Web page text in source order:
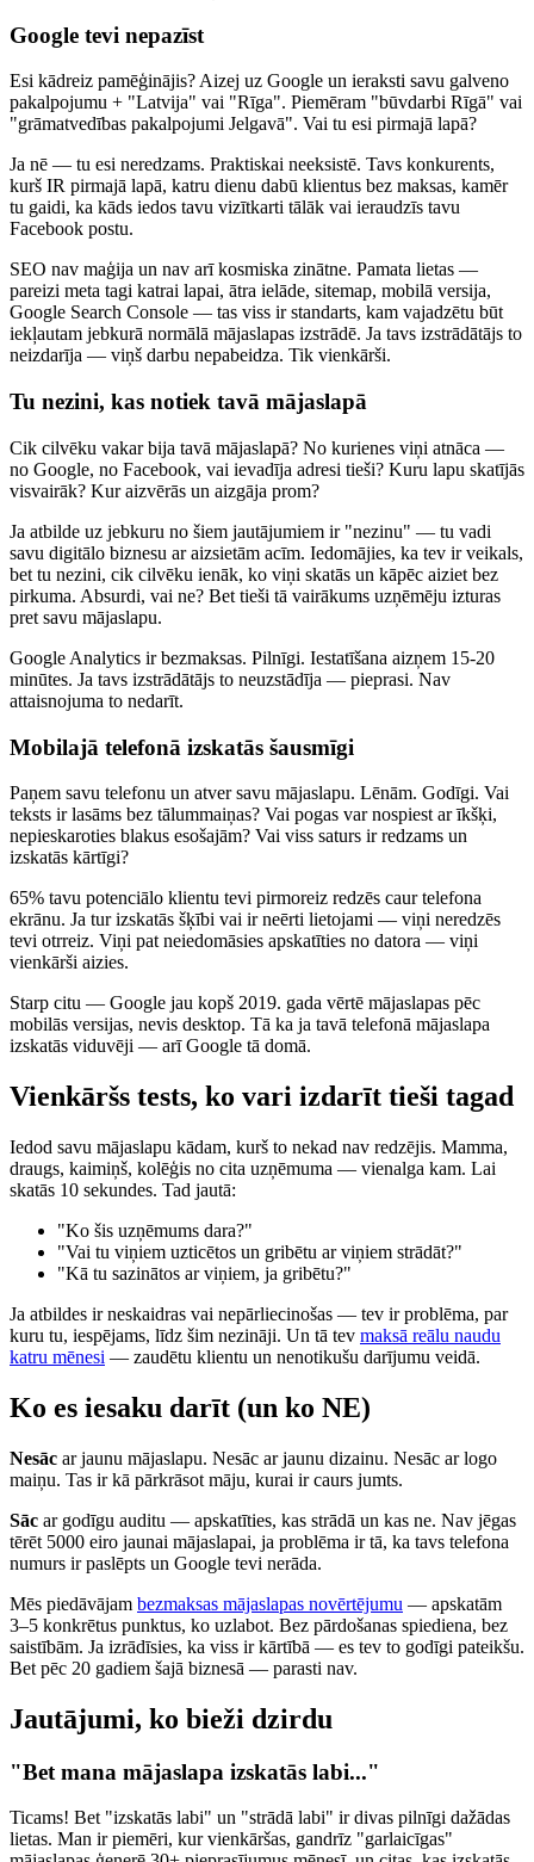
Google tevi nepazīst
Esi kādreiz pamēģinājis? Aizej uz Google un ieraksti savu galveno
pakalpojumu + "Latvija" vai "Rīga". Piemēram "būvdarbi Rīgā" vai
"grāmatvedības pakalpojumi Jelgavā". Vai tu esi pirmajā lapā?
Ja nē — tu esi neredzams. Praktiskai neeksistē. Tavs konkurents,
kurš IR pirmajā lapā, katru dienu dabū klientus bez maksas, kamēr
tu gaidi, ka kāds iedos tavu vizītkarti tālāk vai ieraudzīs tavu
Facebook postu.
SEO nav maģija un nav arī kosmiska zinātne. Pamata lietas —
pareizi meta tagi katrai lapai, ātra ielāde, sitemap, mobilā versija,
Google Search Console — tas viss ir standarts, kam vajadzētu būt
iekļautam jebkurā normālā mājaslapas izstrādē. Ja tavs izstrādātājs to
neizdarīja — viņš darbu nepabeidza. Tik vienkārši.
Tu nezini, kas notiek tavā mājaslapā
Cik cilvēku vakar bija tavā mājaslapā? No kurienes viņi atnāca —
no Google, no Facebook, vai ievadīja adresi tieši? Kuru lapu skatījās
visvairāk? Kur aizvērās un aizgāja prom?
Ja atbilde uz jebkuru no šiem jautājumiem ir "nezinu" — tu vadi
savu digitālo biznesu ar aizsietām acīm. Iedomājies, ka tev ir veikals,
bet tu nezini, cik cilvēku ienāk, ko viņi skatās un kāpēc aiziet bez
pirkuma. Absurdi, vai ne? Bet tieši tā vairākums uzņēmēju izturas
pret savu mājaslapu.
Google Analytics ir bezmaksas. Pilnīgi. Iestatīšana aizņem 15-20
minūtes. Ja tavs izstrādātājs to neuzstādīja — pieprasi. Nav
attaisnojuma to nedarīt.
Mobilajā telefonā izskatās šausmīgi
Paņem savu telefonu un atver savu mājaslapu. Lēnām. Godīgi. Vai
teksts ir lasāms bez tālummaiņas? Vai pogas var nospiest ar īkšķi,
nepieskaroties blakus esošajām? Vai viss saturs ir redzams un
izskatās kārtīgi?
65% tavu potenciālo klientu tevi pirmoreiz redzēs caur telefona
ekrānu. Ja tur izskatās šķībi vai ir neērti lietojami — viņi neredzēs
tevi otrreiz. Viņi pat neiedomāsies apskatīties no datora — viņi
vienkārši aizies.
Starp citu — Google jau kopš 2019. gada vērtē mājaslapas pēc
mobilās versijas, nevis desktop. Tā ka ja tavā telefonā mājaslapa
izskatās viduvēji — arī Google tā domā.
Vienkāršs tests, ko vari izdarīt tieši tagad
Iedod savu mājaslapu kādam, kurš to nekad nav redzējis. Mamma,
draugs, kaimiņš, kolēģis no cita uzņēmuma — vienalga kam. Lai
skatās 10 sekundes. Tad jautā:
"Ko šis uzņēmums dara?"
"Vai tu viņiem uzticētos un gribētu ar viņiem strādāt?"
"Kā tu sazinātos ar viņiem, ja gribētu?"
Ja atbildes ir neskaidras vai nepārliecinošas — tev ir problēma, par
kuru tu, iespējams, līdz šim nezināji. Un tā tev maksā reālu naudu
katru mēnesi — zaudētu klientu un nenotikušu darījumu veidā.
Ko es iesaku darīt (un ko NE)
Nesāc ar jaunu mājaslapu. Nesāc ar jaunu dizainu. Nesāc ar logo
maiņu. Tas ir kā pārkrāsot māju, kurai ir caurs jumts.
Sāc ar godīgu auditu — apskatīties, kas strādā un kas ne. Nav jēgas
tērēt 5000 eiro jaunai mājaslapai, ja problēma ir tā, ka tavs telefona
numurs ir paslēpts un Google tevi nerāda.
Mēs piedāvājam bezmaksas mājaslapas novērtējumu — apskatām
3–5 konkrētus punktus, ko uzlabot. Bez pārdošanas spiediena, bez
saistībām. Ja izrādīsies, ka viss ir kārtībā — es tev to godīgi pateikšu.
Bet pēc 20 gadiem šajā biznesā — parasti nav.
Jautājumi, ko bieži dzirdu
"Bet mana mājaslapa izskatās labi..."
Ticams! Bet "izskatās labi" un "strādā labi" ir divas pilnīgi dažādas
lietas. Man ir piemēri, kur vienkāršas, gandrīz "garlaicīgas"